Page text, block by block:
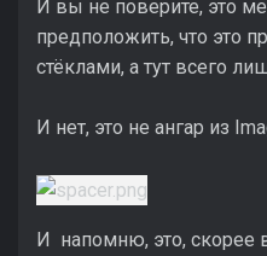
И вы не поверите, это
предположить, что это
стёклами, а тут всего
И нет, это не ангар из
И напомню, это, скорее